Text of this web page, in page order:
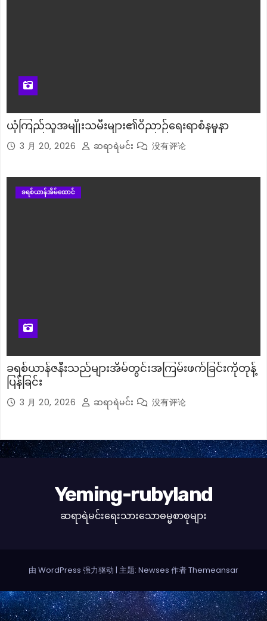
ယုံကြည်သူအမျိုးသမီးများ၏ဝိညာဉ်ရေးရာစံနမူနာ
3 月 20, 2026 ဆရာရဲမင်း 没有评论
ခရစ်ယာန်အိမ်ထောင်
ခရစ်ယာန်ဇနီးသည်များအိမ်တွင်းအကြမ်းဖက်ခြင်းကိုတုန့်
ပြန်ခြင်း
3 月 20, 2026 ဆရာရဲမင်း 没有评论
Yeming-rubyland
ဆရာရဲမင်းရေးသားသောဓမ္မစာစုများ
由 WordPress 强力驱动 | 主题: Newses 作者Themeansar